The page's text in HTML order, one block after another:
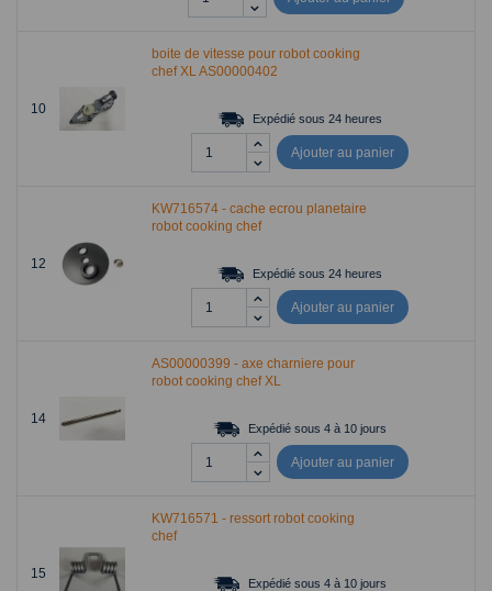
10
boite de vitesse pour robot cooking
chef XL AS00000402
Expédié sous 24 heures
Ajouter au panier
12
KW716574 - cache ecrou planetaire
robot cooking chef
Expédié sous 24 heures
Ajouter au panier
14
AS00000399 - axe charniere pour
robot cooking chef XL
Expédié sous 4 à 10 jours
Ajouter au panier
15
KW716571 - ressort robot cooking
chef
Expédié sous 4 à 10 jours